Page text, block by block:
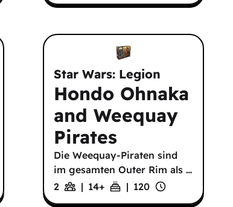
Star Wars: Legion
Hondo Ohnaka
and Weequay
Pirates
Die Weequay-Piraten sind
im gesamten Outer Rim als…
2
| 14+ | 120